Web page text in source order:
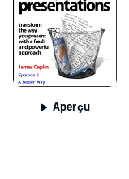
Aperçu